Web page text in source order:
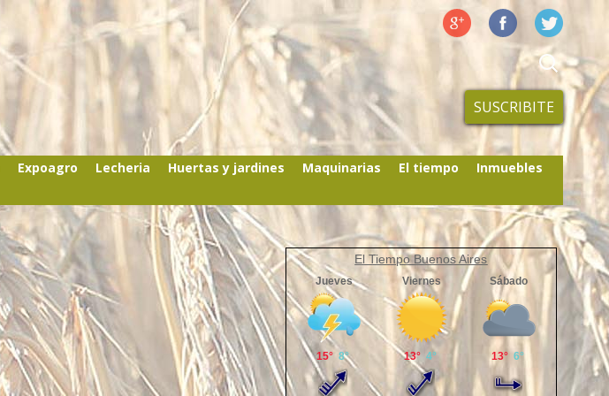
SUSCRIBITE
Expoagro Lecheria Huertas y jardines Maquinarias El tiempo
Inmuebles
El Tiempo Buenos Aires